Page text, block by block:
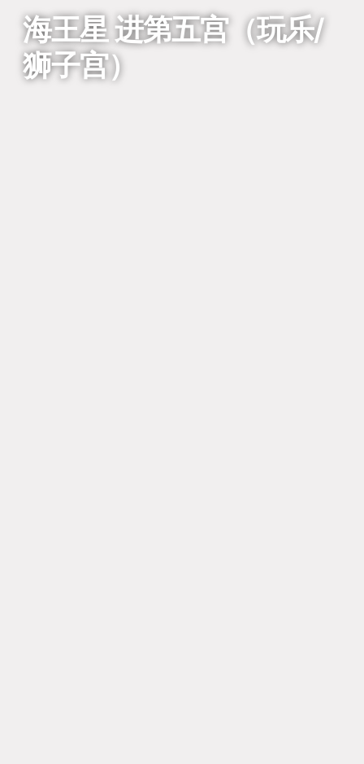
海王星 进第五宫（玩乐/
狮子宫）